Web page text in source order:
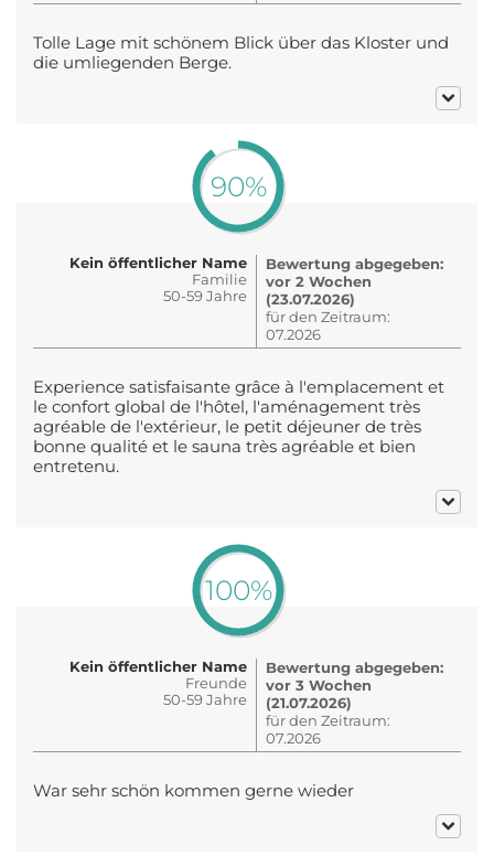
Tolle Lage mit schönem Blick über das Kloster und
die umliegenden Berge.
90%
Kein öffentlicher Name
Familie
50-59 Jahre
Bewertung abgegeben:
vor 2 Wochen
(23.07.2026)
für den Zeitraum:
07.2026
Experience satisfaisante grâce à l'emplacement et
le confort global de l'hôtel, l'aménagement très
agréable de l'extérieur, le petit déjeuner de très
bonne qualité et le sauna très agréable et bien
entretenu.
100%
Kein öffentlicher Name
Freunde
50-59 Jahre
Bewertung abgegeben:
vor 3 Wochen
(21.07.2026)
für den Zeitraum:
07.2026
War sehr schön kommen gerne wieder